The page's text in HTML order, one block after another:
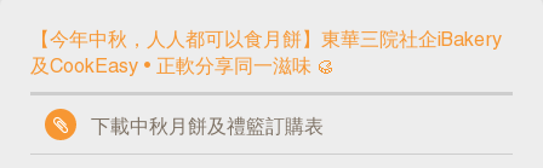
【今年中秋，人人都可以食月餅】東華三院社企iBakery
及CookEasy • 正軟分享同一滋味 🥮
下載中秋月餅及禮籃訂購表